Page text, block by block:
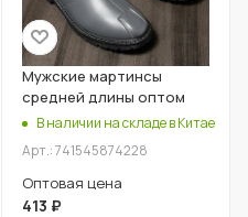
Мужские мартинсы
средней длины оптом
В наличии на складе в Китае
Арт.: 741545874228
Оптовая цена
413 ₽